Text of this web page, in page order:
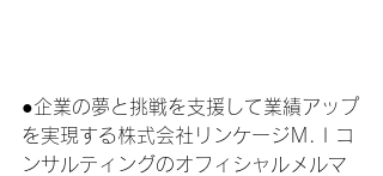
●企業の夢と挑戦を支援して業績アップ
を実現する株式会社リンケージＭ.Ｉコ
ンサルティングのオフィシャルメルマ